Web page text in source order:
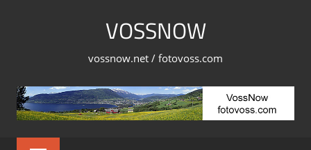
VOSSNOW
vossnow.net / fotovoss.com